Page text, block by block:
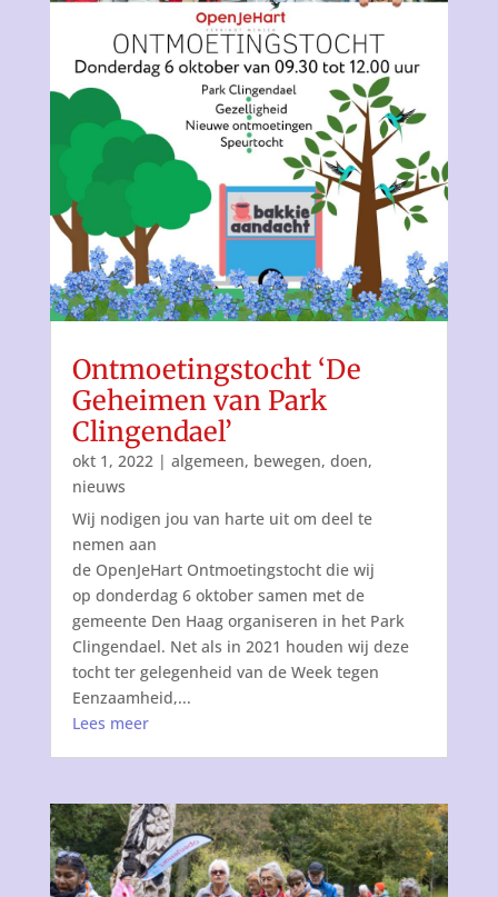
Ontmoetingstocht ‘De
Geheimen van Park
Clingendael’
okt 1, 2022| algemeen, bewegen, doen,
nieuws
Wij nodigen jou van harte uit om deel te
nemen aan
de OpenJeHart Ontmoetingstocht die wij
op donderdag 6 oktober samen met de
gemeente Den Haag organiseren in het Park
Clingendael. Net als in 2021 houden wij deze
tocht ter gelegenheid van de Week tegen
Eenzaamheid,...
Lees meer